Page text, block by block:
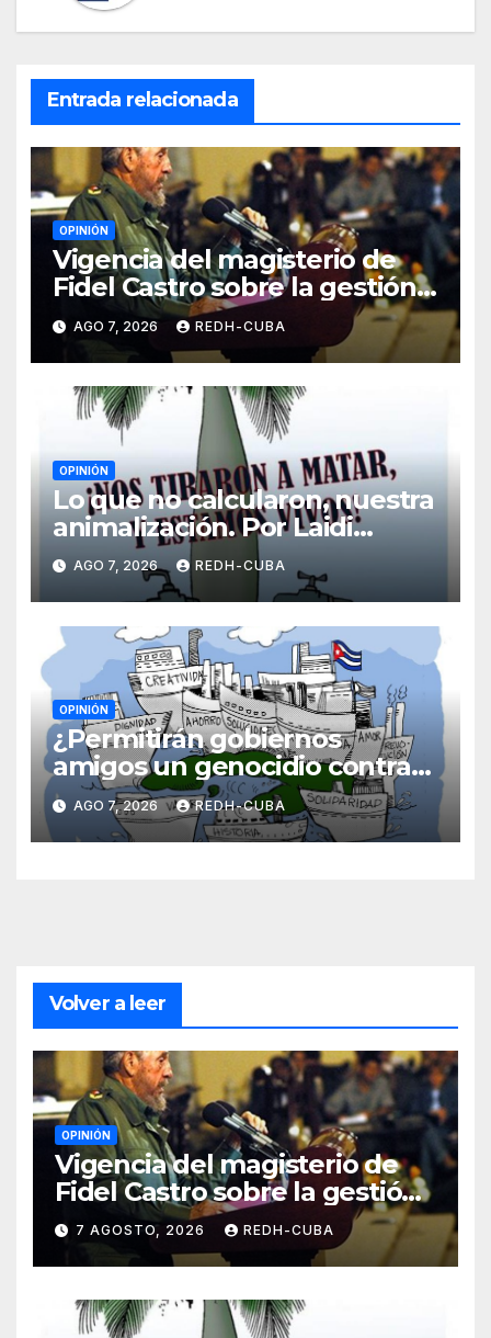
Entrada relacionada
OPINIÓN
Vigencia del magisterio de
Fidel Castro sobre la gestión
del liderazgo revolucionario.
Por Jorge Luís Guach Estévez
AGO 7, 2026 REDH-CUBA
OPINIÓN
Lo que no calcularon, nuestra
animalización. Por Laidi
Fernández de Juan
AGO 7, 2026 REDH-CUBA
OPINIÓN
¿Permitirán gobiernos
amigos un genocidio contra
Cuba? Por Hedelberto López
Blanch
AGO 7, 2026 REDH-CUBA
Volver a leer
OPINIÓN
Vigencia del magisterio de
Fidel Castro sobre la gestión
del liderazgo revolucionario.
Por Jorge Luís Guach Estévez
7 AGOSTO, 2026 REDH-CUBA